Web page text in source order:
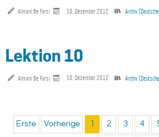
Almani Be Farsi 30. Dezember 2012 Archiv
Lektion 10
Almani Be Farsi 30. Dezember 2012 Archiv
Erste Vorherige 2 3 4